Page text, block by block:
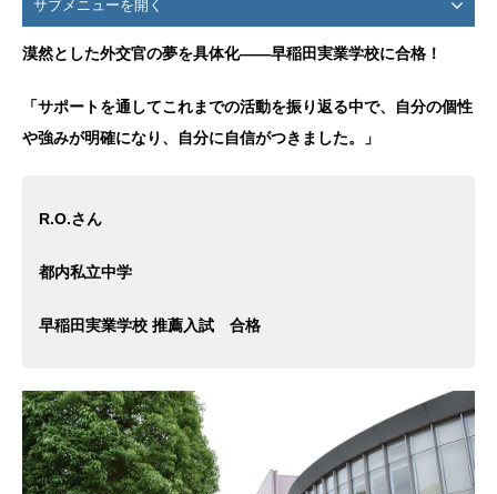
サブメニューを開く
漠然とした外交官の夢を具体化――早稲田実業学校に合格！
「サポートを通してこれまでの活動を振り返る中で、自分の個性
や強みが明確になり、自分に自信がつきました。」
R.O.さん
都内私立中学
早稲田実業学校 推薦入試 合格